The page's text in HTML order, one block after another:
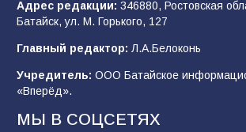
«Мобилизация или набор?» Что
деле происходит в армии России
2026 года
101 03.08.2026
Адрес редакции: 346880, Ростовская
Батайск, ул. М. Горького, 127
Главный редактор: Л.А.Белоконь
Учредитель: ООО Батайское
«Вперёд».
МЫ В СОЦСЕТЯХ